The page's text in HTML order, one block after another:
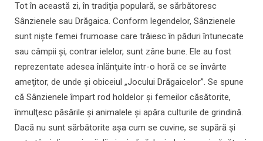
Tot în această zi, în tradiţia populară, se sărbătoresc
Sânzienele sau Drăgaica. Conform legendelor, Sânzienele
sunt nişte femei frumoase care trăiesc în păduri întunecate
sau câmpii şi, contrar ielelor, sunt zâne bune. Ele au fost
reprezentate adesea înlănţuite într-o horă ce se învârte
ameţitor, de unde şi obiceiul „Jocului Drăgaicelor”. Se spune
că Sânzienele împart rod holdelor şi femeilor căsătorite,
înmulţesc păsările şi animalele şi apăra culturile de grindină.
Dacă nu sunt sărbătorite aşa cum se cuvine, se supără şi